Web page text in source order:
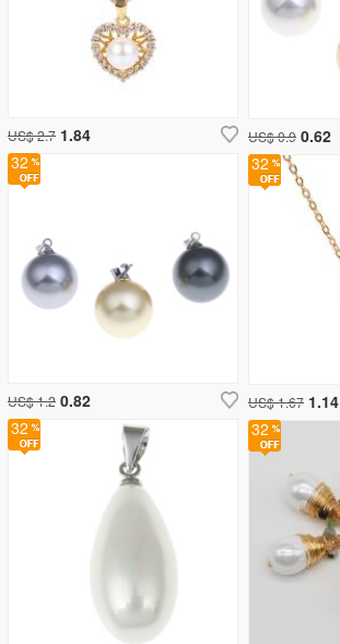
US$ 2.7 1.84
32
US$ 1.67 1.14
32
US$ 0.9 0.62
32
US$ 1.2 0.82
32